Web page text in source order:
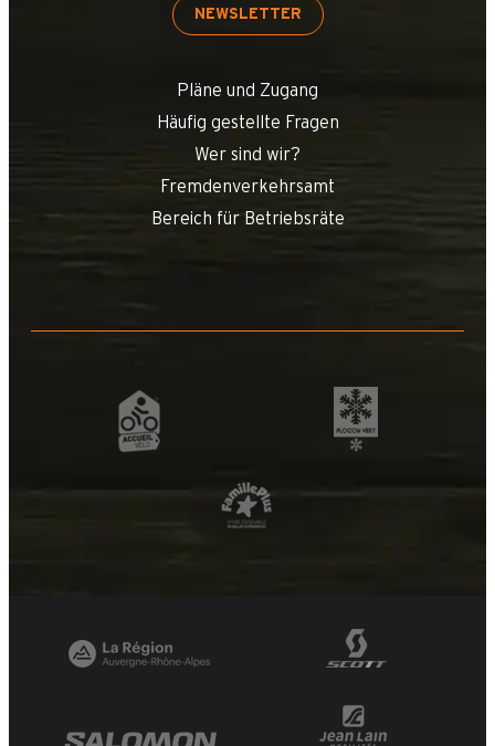
NEWSLETTER
Pläne und Zugang
Häufig gestellte Fragen
Wer sind wir?
Fremdenverkehrsamt
Bereich für Betriebsräte